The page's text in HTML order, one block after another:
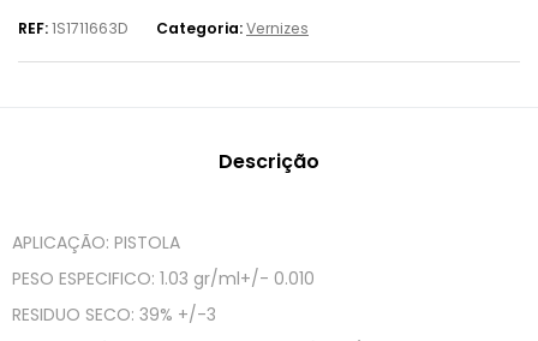
REF:1S1711663D Categoria:Vernizes
Descrição
APLICAÇÃO: PISTOLA
PESO ESPECIFICO: 1.03 gr/ml+/- 0.010
RESIDUO SECO: 39% +/-3